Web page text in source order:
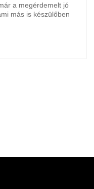
a megérdemelt jó
más is készülőben